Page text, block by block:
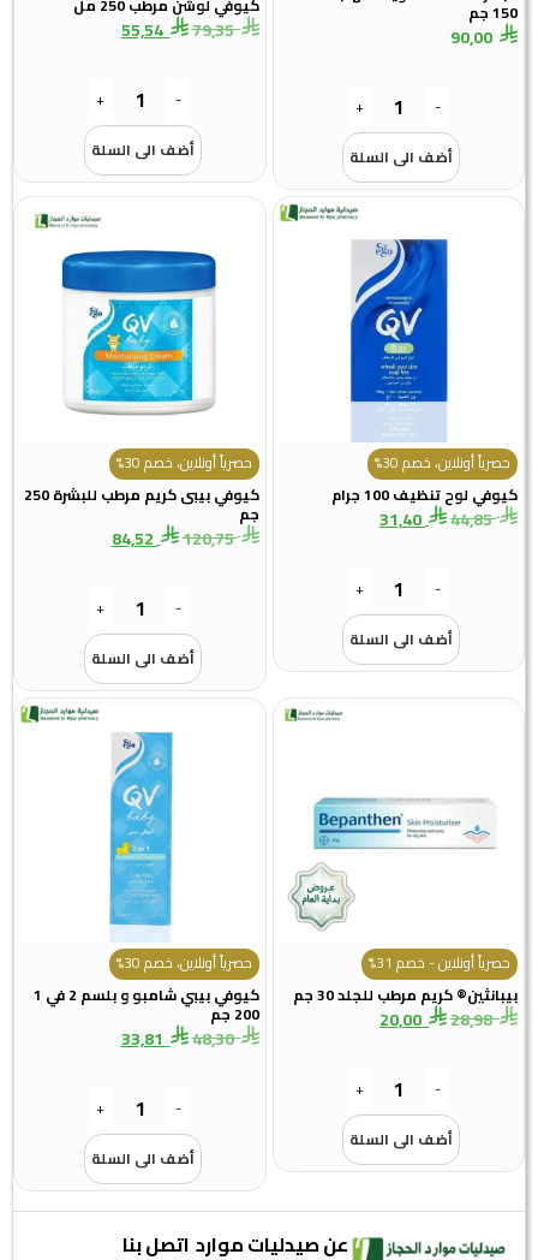
150 جم
90,00
-
+
أضف الى السلة
79,35
55,54
-
+
أضف الى السلة
حصرياً أونلاين، خصم 30%
كيوفي لوح تنظيف 100 جرام
44,85
31,40
-
+
أضف الى السلة
حصرياً أونلاين، خصم 30%
كيوفي بيبى كريم مرطب للبشرة 250
جم
120,75
84,52
-
+
أضف الى السلة
حصرياً أونلاين - خصم 31%
بيبانثين® كريم مرطب للجلد 30 جم
28,98
20,00
-
+
أضف الى السلة
حصرياً أونلاين، خصم 30%
كيوفي بيبي شامبو و بلسم 2 في 1
200 جم
48,30
33,81
-
+
أضف الى السلة
عن صيدليات موارد اتصل بنا